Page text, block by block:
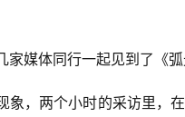
媒体同行一起见到了《
象，两个小时的采访里，